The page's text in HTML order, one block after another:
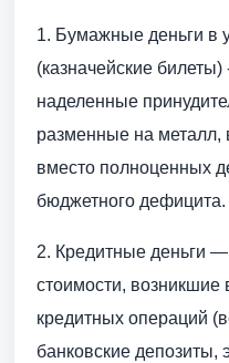
1. Бумажные деньги в
(казначейские
наделенные
разменные на металл,
вместо полноценных
бюджетного дефицита.
2. Кредитные деньги
стоимости, возникшие
кредитных операций
банковские депозиты,